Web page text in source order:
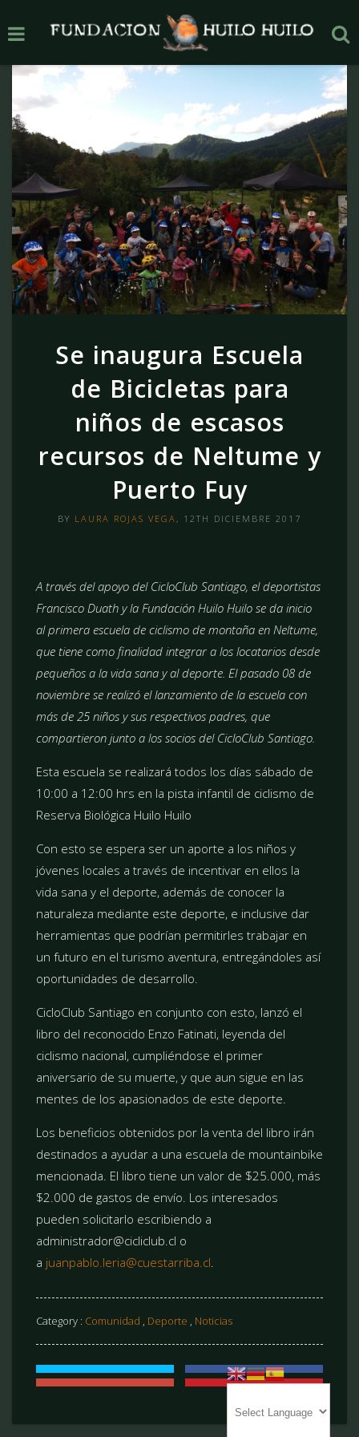
Se inaugura Escuela
de Bicicletas para
niños de escasos
recursos de Neltume y
Puerto Fuy
BY LAURA ROJAS VEGA , 12TH DICIEMBRE 2017
A través del apoyo del CicloClub Santiago, el deportistas
Francisco Duath y la Fundación Huilo Huilo se da inicio
al primera escuela de ciclismo de montaña en Neltume,
que tiene como finalidad integrar a los locatarios desde
pequeños a la vida sana y al deporte. El pasado 08 de
noviembre se realizó el lanzamiento de la escuela con
más de 25 niños y sus respectivos padres, que
compartieron junto a los socios del CicloClub Santiago.
Esta escuela se realizará todos los días sábado de
10:00 a 12:00 hrs en la pista infantil de ciclismo de
Reserva Biológica Huilo Huilo
Con esto se espera ser un aporte a los niños y
jóvenes locales a través de incentivar en ellos la
vida sana y el deporte, además de conocer la
naturaleza mediante este deporte, e inclusive dar
herramientas que podrían permitirles trabajar en
un futuro en el turismo aventura, entregándoles así
oportunidades de desarrollo.
CicloClub Santiago en conjunto con esto, lanzó el
libro del reconocido Enzo Fatinati, leyenda del
ciclismo nacional, cumpliéndose el primer
aniversario de su muerte, y que aun sigue en las
mentes de los apasionados de este deporte.
Los beneficios obtenidos por la venta del libro irán
destinados a ayudar a una escuela de mountainbike
mencionada. El libro tiene un valor de $25.000, más
$2.000 de gastos de envío. Los interesados
pueden solicitarlo escribiendo a
administrador@cicliclub.cl o
a juanpablo.leria@cuestarriba.cl
Category : Comunidad Deporte Noticias